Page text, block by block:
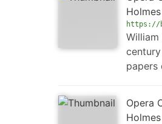
https://
papers
Opera